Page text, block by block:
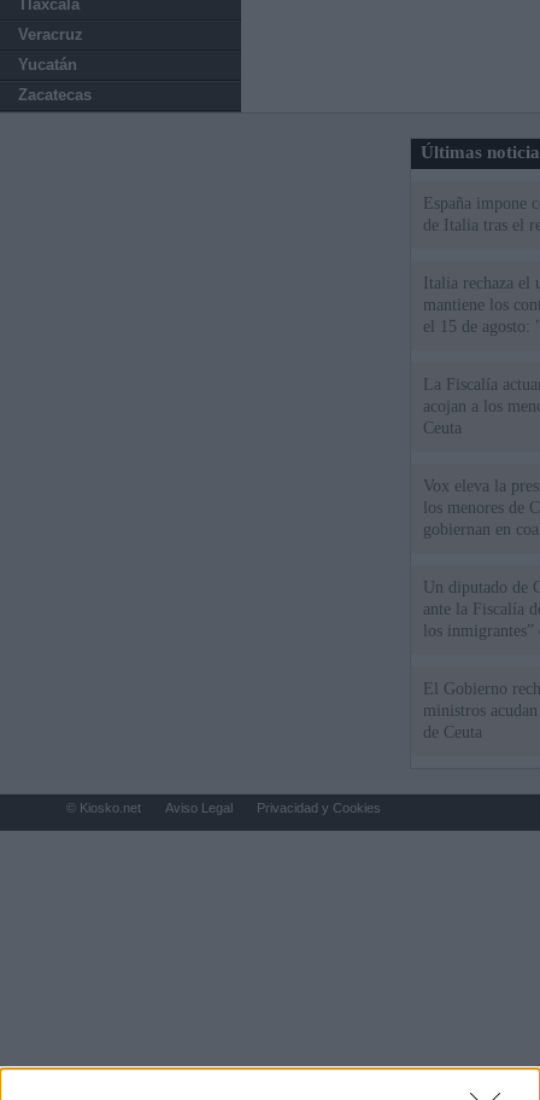
Tlaxcala
Veracruz
Yucatán
Zacatecas
Últimas
España impone
de Italia tras el
Italia rechaza
mantiene los
el 15 de agosto:
La Fiscalía
acojan a los
Ceuta
Vox eleva la
los menores de
gobiernan en
Un diputado de
ante la Fiscalía
los inmigrantes”
El Gobierno
ministros
de Ceuta
© Kiosko.net Aviso Legal Privacidad y Cookies